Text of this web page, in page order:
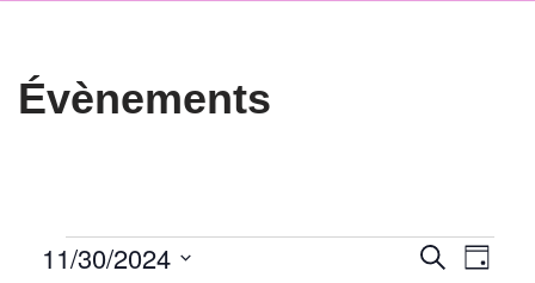
Évènements
Recherche
Jour
11/30/2024